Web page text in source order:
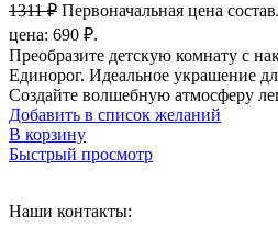
1311₽ Первоначальная цена
цена: 690 ₽.
Преобразите детскую комнату с
Единорог. Идеальное украшение
Создайте волшебную атмосферу
Добавить в список желаний
В корзину
Быстрый просмотр
Наши контакты: